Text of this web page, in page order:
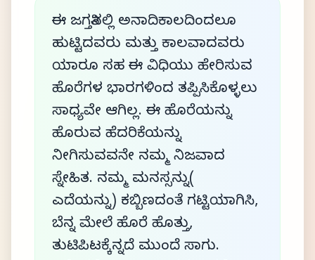
ಈ ಜಗತ್ತಿನಲ್ಲಿ ಅನಾದಿಕಾಲದಿಂದಲೂ
ಹುಟ್ಟಿದವರು ಮತ್ತು ಕಾಲವಾದವರು
ಯಾರೂ ಸಹ ಈ ವಿಧಿಯು ಹೇರಿಸುವ
ಹೊರೆಗಳ ಭಾರಗಳಿಂದ ತಪ್ಪಿಸಿಕೊಳ್ಳಲು
ಸಾಧ್ಯವೇ ಆಗಿಲ್ಲ. ಈ ಹೊರೆಯನ್ನು
ಹೊರುವ ಹೆದರಿಕೆಯನ್ನು
ನೀಗಿಸುವವನೇ ನಮ್ಮ ನಿಜವಾದ
ಸ್ನೇಹಿತ. ನಮ್ಮ ಮನಸ್ಸನ್ನು(
ಎದೆಯನ್ನು) ಕಬ್ಬಿಣದಂತೆ ಗಟ್ಟಿಯಾಗಿಸಿ,
ಬೆನ್ನ ಮೇಲೆ ಹೊರೆ ಹೊತ್ತು,
ತುಟಿಪಿಟಕ್ಕೆನ್ನದೆ ಮುಂದೆ ಸಾಗು.